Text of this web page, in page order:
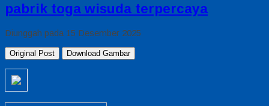
pabrik toga wisuda terpercaya
Diunggah pada 15 Desember 2025
Original Post Download Gambar